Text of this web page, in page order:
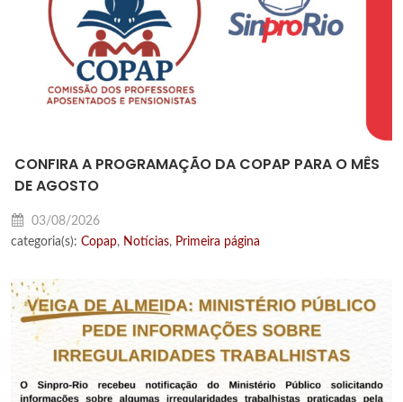
CONFIRA A PROGRAMAÇÃO DA COPAP PARA O MÊS
DE AGOSTO
03/08/2026
categoria(s): Copap, Notícias, Primeira página